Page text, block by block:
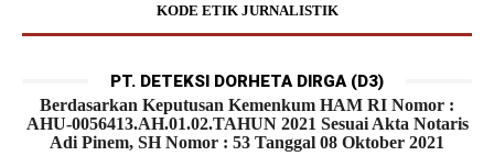
KODE ETIK JURNALISTIK
PT. DETEKSI DORHETA DIRGA (D3)
Berdasarkan Keputusan Kemenkum HAM RI Nomor :
AHU-0056413.AH.01.02.TAHUN 2021 Sesuai Akta Notaris
Adi Pinem, SH Nomor : 53 Tanggal 08 Oktober 2021